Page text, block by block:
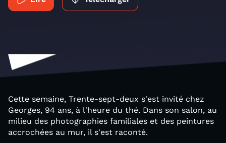
Cette semaine, Trente-sept-deux s'est invité chez
Georges, 94 ans, à l'heure du thé. Dans son salon, au
milieu des photographies familiales et des peintures
accrochées au mur, il s'est raconté.